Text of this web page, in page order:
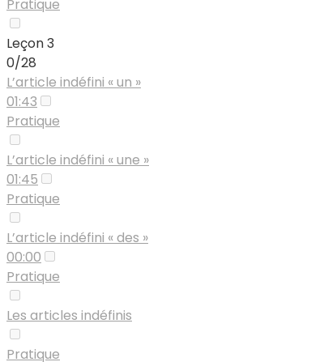
Pratique
Leçon 3
0/28
L’article indéfini « un »
01:43
Pratique
L’article indéfini « une »
01:45
Pratique
L’article indéfini « des »
00:00
Pratique
Les articles indéfinis
Pratique